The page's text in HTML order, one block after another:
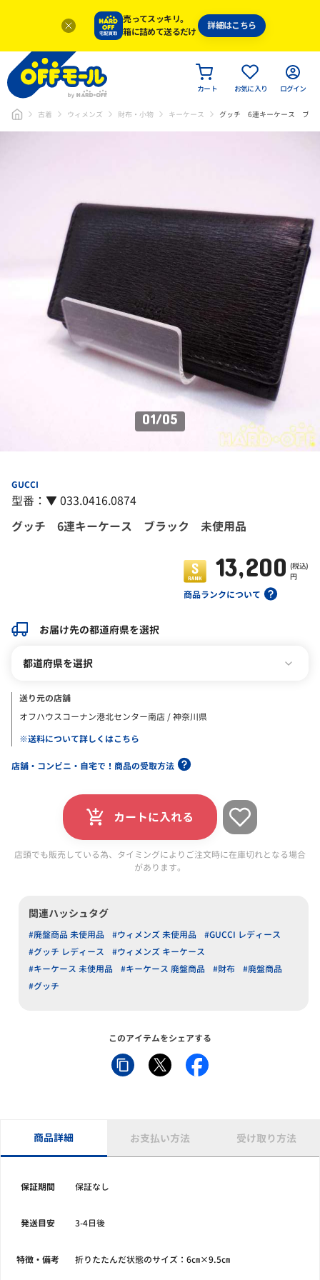
売ってスッキリ。
箱に詰めて送るだけ
詳細はこちら
カート お気に入り ログイン
古着 ウィメンズ 財布・小物 キーケース グッチ 6連キーケース ブラ
01/05
GUCCI
型番：▼ 033.0416.0874
グッチ 6連キーケース ブラック 未使用品
商品ランクについて
13,200 (税込)
円
お届け先の都道府県を選択
都道府県を選択
送り元の店舗
オフハウスコーナン港北センター南店 / 神奈川県
※送料について詳しくはこちら
店舗・コンビニ・自宅で！商品の受取方法
カートに入れる
店頭でも販売している為、タイミングによりご注文時に在庫切れとなる場合
があります。
関連ハッシュタグ
#廃盤商品 未使用品 #ウィメンズ 未使用品
#GUCCI レディース
#グッチ レディース
#ウィメンズ キーケース
#キーケース 未使用品
#キーケース 廃盤商品 #財布
#廃盤商品
#グッチ
このアイテムをシェアする
商品詳細 お支払い方法 受け取り方法
保証期間 保証なし
発送目安 3-4日後
特徴・備考 折りたたんだ状態のサイズ：6㎝×9.5㎝